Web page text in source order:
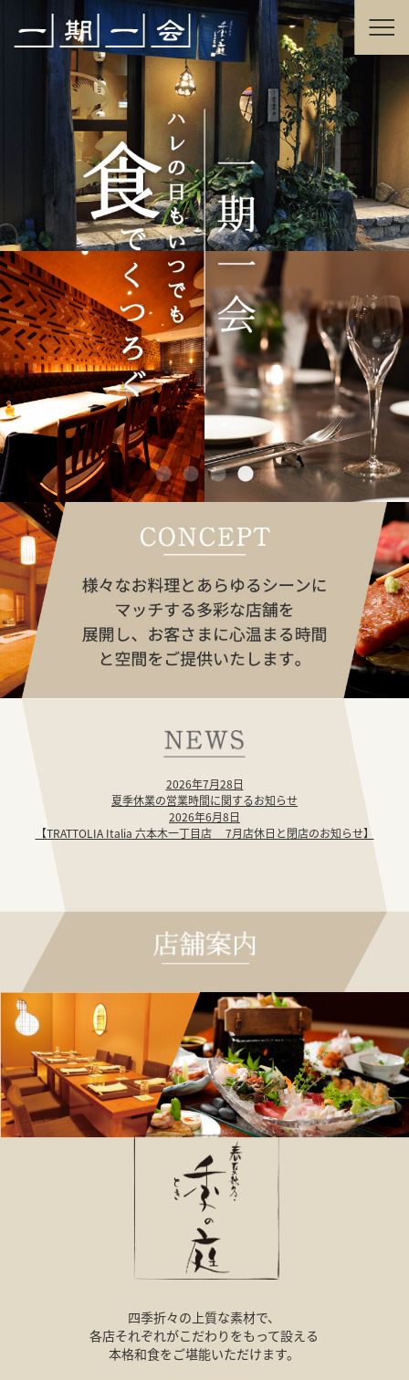
2026年7月28日
夏季休業の営業時間に関するお知らせ
2026年6月8日
【TRATTOLIA Italia 六本木一丁目店 7月店休日と閉店のお知らせ】
四季折々の上質な素材で、
各店それぞれがこだわりをもって設える
本格和食をご堪能いただけます。